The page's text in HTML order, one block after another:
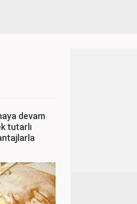
devam
tutarlı